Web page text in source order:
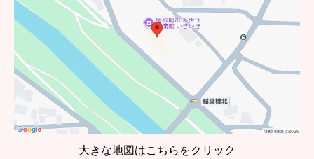
大きな地図はこちらをクリック